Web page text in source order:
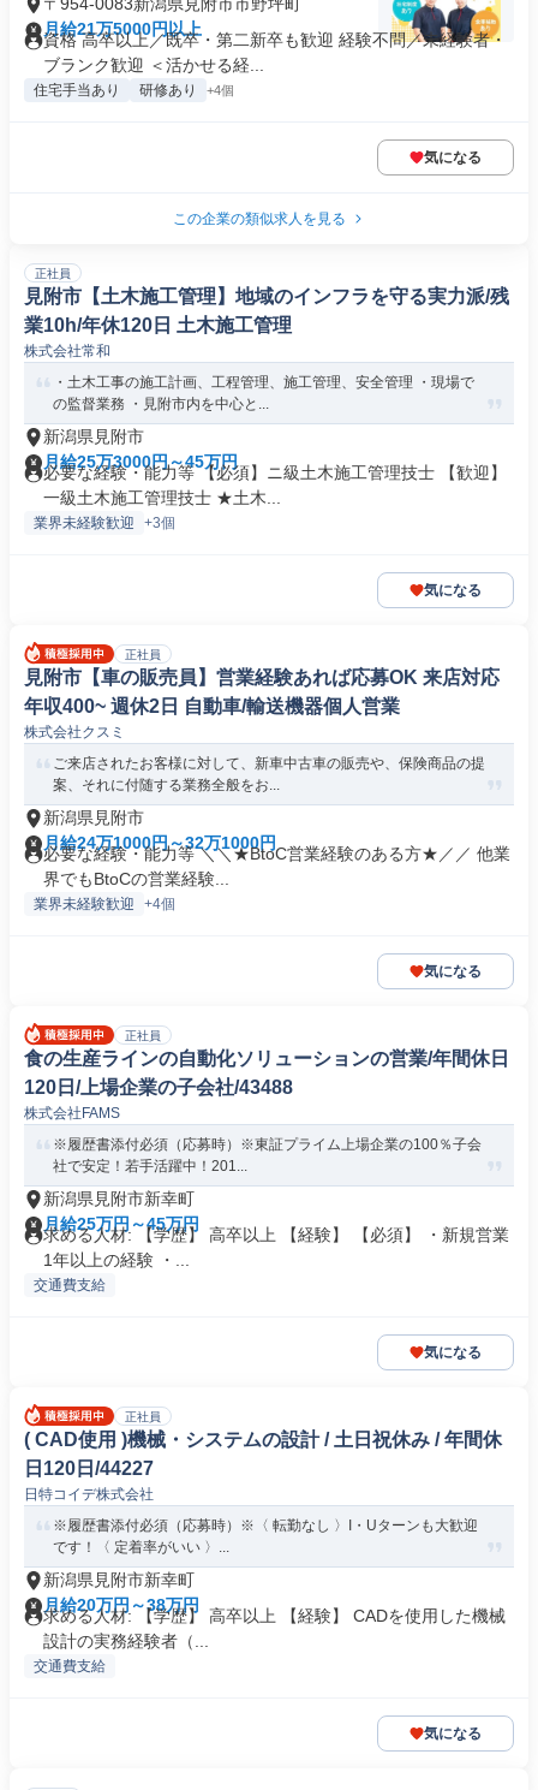
月給21万5000円以上
資格 高卒以上／既卒・第二新卒も歓迎 経験不問／未経験者・
ブランク歓迎 ＜活かせる経...
住宅手当あり 研修あり +4個
気になる
この企業の類似求人を見る
正社員
見附市【土木施工管理】地域のインフラを守る実力派/残
業10h/年休120日 土木施工管理
株式会社常和
・土木工事の施工計画、工程管理、施工管理、安全管理 ・現場で
の監督業務 ・見附市内を中心と...
新潟県見附市
月給25万3000円～45万円
必要な経験・能力等 【必須】ニ級土木施工管理技士 【歓迎】
一級土木施工管理技士 ★土木...
業界未経験歓迎 +3個
気になる
正社員
見附市【車の販売員】営業経験あれば応募OK 来店対応
年収400~ 週休2日 自動車/輸送機器個人営業
株式会社クスミ
ご来店されたお客様に対して、新車中古車の販売や、保険商品の提
案、それに付随する業務全般をお...
新潟県見附市
月給24万1000円～32万1000円
必要な経験・能力等 ＼＼★BtoC営業経験のある方★／／ 他業
界でもBtoCの営業経験...
業界未経験歓迎 +4個
気になる
正社員
食の生産ラインの自動化ソリューションの営業/年間休日
120日/上場企業の子会社/43488
株式会社FAMS
※履歴書添付必須（応募時）※東証プライム上場企業の100％子会
社で安定！若手活躍中！201...
新潟県見附市新幸町
月給25万円～45万円
求める人材: 【学歴】 高卒以上 【経験】 【必須】 ・新規営業
1年以上の経験 ・...
交通費支給
気になる
正社員
( CAD使用 )機械・システムの設計 / 土日祝休み / 年間休
日120日/44227
日特コイデ株式会社
※履歴書添付必須（応募時）※〈 転勤なし 〉I・Uターンも大歓迎
です！〈 定着率がいい 〉...
新潟県見附市新幸町
月給20万円～38万円
求める人材: 【学歴】 高卒以上 【経験】 CADを使用した機械
設計の実務経験者（...
交通費支給
気になる